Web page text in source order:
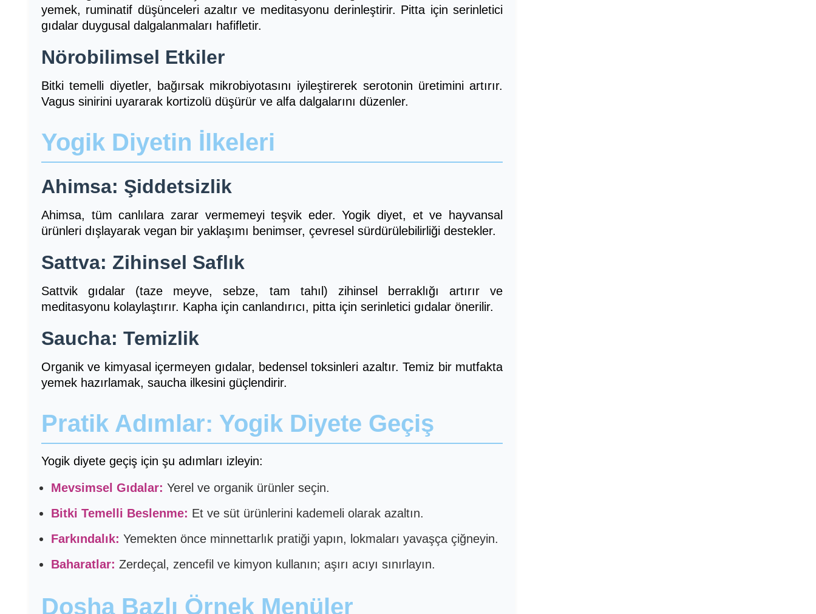
yemek, ruminatif düşünceleri azaltır ve meditasyonu derinleştirir. Pitta için serinletici
gıdalar duygusal dalgalanmaları hafifletir.
Nörobilimsel Etkiler
Bitki temelli diyetler, bağırsak mikrobiyotasını iyileştirerek serotonin üretimini artırır.
Vagus sinirini uyararak kortizolü düşürür ve alfa dalgalarını düzenler.
Yogik Diyetin İlkeleri
Ahimsa: Şiddetsizlik
Ahimsa, tüm canlılara zarar vermemeyi teşvik eder. Yogik diyet, et ve hayvansal
ürünleri dışlayarak vegan bir yaklaşımı benimser, çevresel sürdürülebilirliği destekler.
Sattva: Zihinsel Saflık
Sattvik gıdalar (taze meyve, sebze, tam tahıl) zihinsel berraklığı artırır ve
meditasyonu kolaylaştırır. Kapha için canlandırıcı, pitta için serinletici gıdalar önerilir.
Saucha: Temizlik
Organik ve kimyasal içermeyen gıdalar, bedensel toksinleri azaltır. Temiz bir mutfakta
yemek hazırlamak, saucha ilkesini güçlendirir.
Pratik Adımlar: Yogik Diyete Geçiş
Yogik diyete geçiş için şu adımları izleyin:
Mevsimsel Gıdalar: Yerel ve organik ürünler seçin.
Bitki Temelli Beslenme: Et ve süt ürünlerini kademeli olarak azaltın.
Farkındalık: Yemekten önce minnettarlık pratiği yapın, lokmaları yavaşça çiğneyin.
Baharatlar: Zerdeçal, zencefil ve kimyon kullanın; aşırı acıyı sınırlayın.
Dosha Bazlı Örnek Menüler